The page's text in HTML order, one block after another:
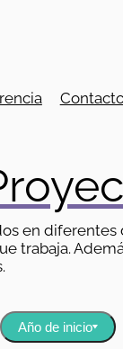
en
trabaja.
Año de inicio